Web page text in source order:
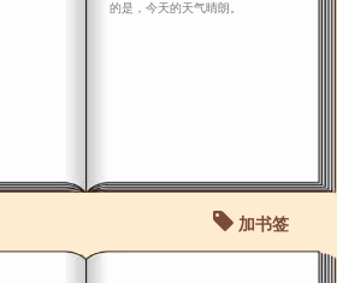
的是，今天的天气晴朗。
加书签